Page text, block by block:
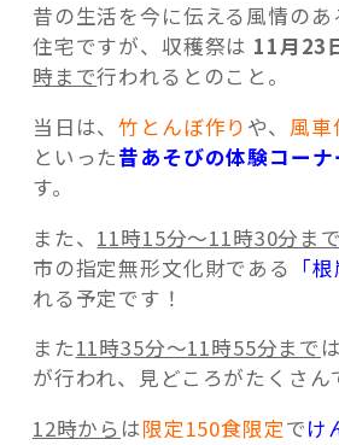
昔の生活を今に伝える風情の
住宅ですが、収穫祭は 11月23
時まで行われるとのこと。
当日は、竹とんぼ作り や、 風車
といった昔あそびの体験コーナ
す。
また、 11時15分～11時30分ま
市の指定無形文化財である 「
れる予定です！
また11時35分～11時55分まで
が行われ、見どころがたくさん
12時から は限定150食限定でけ